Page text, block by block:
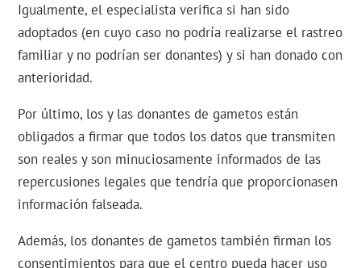
Igualmente, el especialista verifica si han sido
adoptados (en cuyo caso no podría realizarse el rastreo
familiar y no podrían ser donantes) y si han donado con
anterioridad.
Por último, los y las donantes de gametos están
obligados a firmar que todos los datos que transmiten
son reales y son minuciosamente informados de las
repercusiones legales que tendría que proporcionasen
información falseada.
Además, los donantes de gametos también firman los
consentimientos para que el centro pueda hacer uso